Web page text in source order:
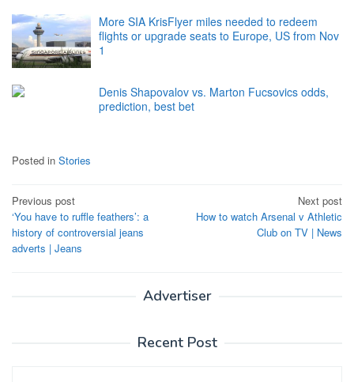
More SIA KrisFlyer miles needed to redeem
flights or upgrade seats to Europe, US from Nov
1
Denis Shapovalov vs. Marton Fucsovics odds,
prediction, best bet
Posted in Stories
Post
navigation
Previous post
‘You have to ruffle feathers’: a
history of controversial jeans
adverts | Jeans
Next post
How to watch Arsenal v Athletic
Club on TV | News
Advertiser
Recent Post